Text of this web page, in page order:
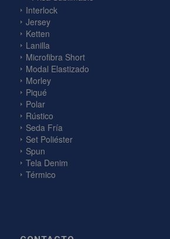
Interlock
Jersey
Ketten
Lanilla
Microfibra Short
Modal Elastizado
Morley
Piqué
Polar
Rústico
Seda Fría
Set Poliéster
Spun
Tela Denim
Térmico